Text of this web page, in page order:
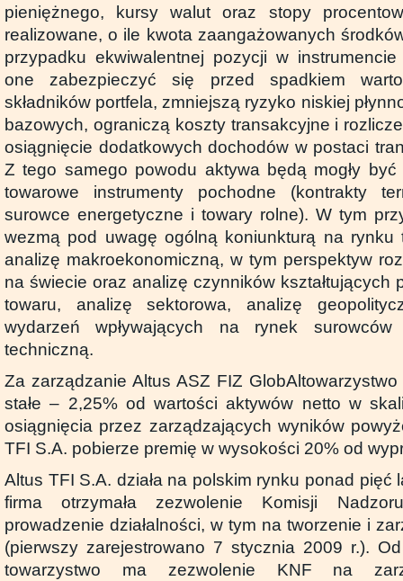
pieniężnego, kursy walut oraz stopy
realizowane, o ile kwota zaangażowanych
przypadku ekwiwalentnej pozycji w
one zabezpieczyć się przed spadkiem
składników portfela, zmniejszą ryzyko niskiej
bazowych, ograniczą koszty transakcyjne i
osiągnięcie dodatkowych dochodów w postaci
Z tego samego powodu aktywa będą mogły
towarowe instrumenty pochodne (kontrakty
surowce energetyczne i towary rolne). W tym
wezmą pod uwagę ogólną koniunkturą na rynku
analizę makroekonomiczną, w tym perspektyw
na świecie oraz analizę czynników kształtujących
towaru, analizę sektorowa, analizę
wydarzeń wpływających na rynek
techniczną.
Za zarządzanie Altus ASZ FIZ GlobAltowarzystwo
stałe – 2,25% od wartości aktywów netto w
osiągnięcia przez zarządzających wyników
TFI S.A. pobierze premię w wysokości 20% od
Altus TFI S.A. działa na polskim rynku ponad pięć
firma otrzymała zezwolenie Komisji
prowadzenie działalności, w tym na tworzenie i
(pierwszy zarejestrowano 7 stycznia 2009 r.).
towarzystwo ma zezwolenie KNF na